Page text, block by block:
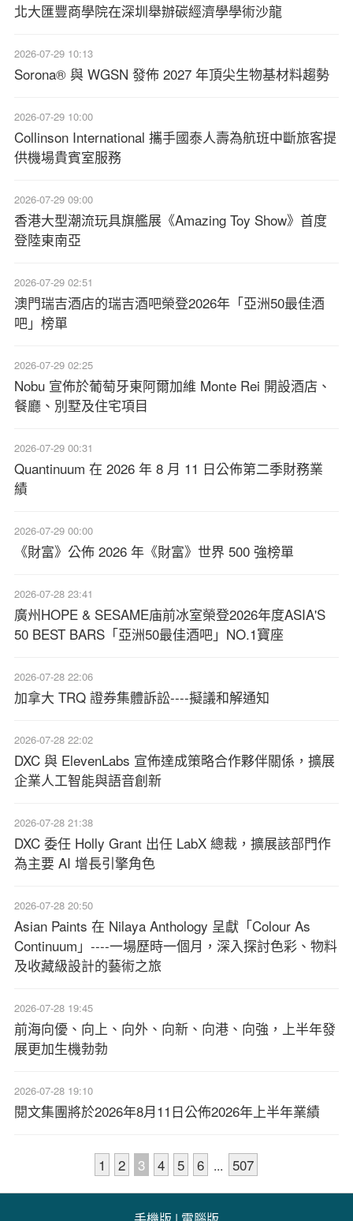
北大匯豐商學院在深圳舉辦碳經濟學學術沙龍
2026-07-29 10:13
Sorona® 與 WGSN 發佈 2027 年頂尖生物基材料趨勢
2026-07-29 10:00
Collinson International 攜手國泰人壽為航班中斷旅客提
供機場貴賓室服務
2026-07-29 09:00
香港大型潮流玩具旗艦展《Amazing Toy Show》首度
登陸東南亞
2026-07-29 02:51
澳門瑞吉酒店的瑞吉酒吧榮登2026年「亞洲50最佳酒
吧」榜單
2026-07-29 02:25
Nobu 宣佈於葡萄牙東阿爾加維 Monte Rei 開設酒店、
餐廳、別墅及住宅項目
2026-07-29 00:31
Quantinuum 在 2026 年 8 月 11 日公佈第二季財務業
績
2026-07-29 00:00
《財富》公佈 2026 年《財富》世界 500 強榜單
2026-07-28 23:41
廣州HOPE & SESAME庙前冰室榮登2026年度ASIA'S
50 BEST BARS「亞洲50最佳酒吧」NO.1寶座
2026-07-28 22:06
加拿大 TRQ 證券集體訴訟----擬議和解通知
2026-07-28 22:02
DXC 與 ElevenLabs 宣佈達成策略合作夥伴關係，擴展
企業人工智能與語音創新
2026-07-28 21:38
DXC 委任 Holly Grant 出任 LabX 總裁，擴展該部門作
為主要 AI 增長引擎角色
2026-07-28 20:50
Asian Paints 在 Nilaya Anthology 呈獻「Colour As
Continuum」----一場歷時一個月，深入探討色彩、物料
及收藏級設計的藝術之旅
2026-07-28 19:45
前海向優、向上、向外、向新、向港、向強，上半年發
展更加生機勃勃
2026-07-28 19:10
閱文集團將於2026年8月11日公佈2026年上半年業績
1 2 3 4 5 6 ... 507